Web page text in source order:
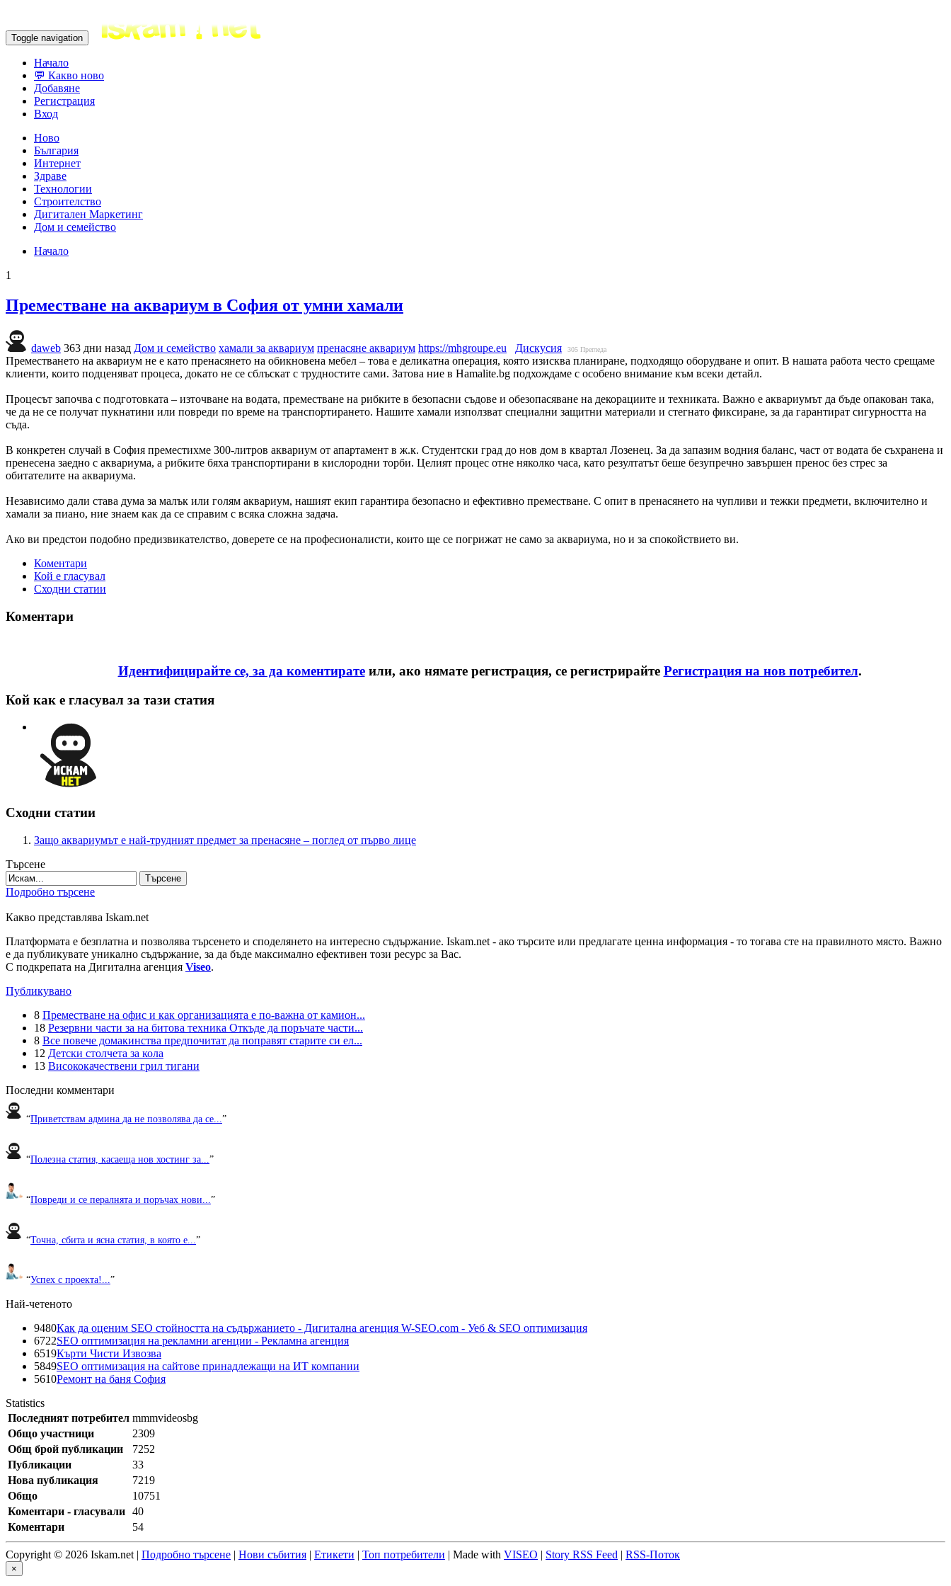
Toggle navigation
Начало
💬 Какво ново
Добавяне
Регистрация
Вход
Ново
България
Интернет
Здраве
Технологии
Строителство
Дигитален Маркетинг
Дом и семейство
Начало
1
Преместване на аквариум в София от умни хамали
daweb 363 дни назад Дом и семейство хамали за аквариум пренасяне аквариум https://mhgroupe.eu Дискусия 305 Прегледа
Преместването на аквариум не е като пренасянето на обикновена мебел – това е деликатна операция, която изисква планиране, подходящо оборудване и опит. В нашата работа често срещаме
клиенти, които подценяват процеса, докато не се сблъскат с трудностите сами. Затова ние в Hamalite.bg подхождаме с особено внимание към всеки детайл.
Процесът започва с подготовката – източване на водата, преместване на рибките в безопасни съдове и обезопасяване на декорациите и техниката. Важно е аквариумът да бъде опакован така,
че да не се получат пукнатини или повреди по време на транспортирането. Нашите хамали използват специални защитни материали и стегнато фиксиране, за да гарантират сигурността на
съда.
В конкретен случай в София преместихме 300-литров аквариум от апартамент в ж.к. Студентски град до нов дом в квартал Лозенец. За да запазим водния баланс, част от водата бе съхранена и
пренесена заедно с аквариума, а рибките бяха транспортирани в кислородни торби. Целият процес отне няколко часа, като резултатът беше безупречно завършен пренос без стрес за
обитателите на аквариума.
Независимо дали става дума за малък или голям аквариум, нашият екип гарантира безопасно и ефективно преместване. С опит в пренасянето на чупливи и тежки предмети, включително и
хамали за пиано, ние знаем как да се справим с всяка сложна задача.
Ако ви предстои подобно предизвикателство, доверете се на професионалисти, които ще се погрижат не само за аквариума, но и за спокойствието ви.
Коментари
Кой е гласувал
Сходни статии
Коментари
Идентифицирайте се, за да коментиратеили, ако нямате регистрация, се регистрирайте Регистрация на нов потребител.
Кой как е гласувал за тази статия
Сходни статии
Защо аквариумът е най-трудният предмет за пренасяне – поглед от първо лице
Търсене
Търсене
Подробно търсене
Какво представлява Iskam.net
Платформата е безплатна и позволява търсенето и споделянето на интересно съдържание. Iskam.net - ако търсите или предлагате ценна информация - то тогава сте на правилното място. Важно
е да публикувате уникално съдържание, за да бъде максимално ефективен този ресурс за Вас.
С подкрепата на Дигитална агенция Viseo.
Публикувано
8 Преместване на офис и как организацията е по-важна от камион...
18 Резервни части за на битова техника Откъде да поръчате части...
8 Все повече домакинства предпочитат да поправят старите си ел...
12 Детски столчета за кола
13 Висококачествени грил тигани
Последни комментари
“Приветствам админа да не позволява да се...”
“Полезна статия, касаеща нов хостинг за... ”
“Повреди и се пералнята и поръчах нови... ”
“Точна, сбита и ясна статия, в която е... ”
“Успех с проекта!...”
Най-четеното
9480Как да оценим SEO стойността на съдържанието - Дигитална агенция W-SEO.com - Уеб & SEO оптимизация
6722SEO оптимизация на рекламни агенции - Рекламна агенция
6519Кърти Чисти Извозва
5849SEO оптимизация на сайтове принадлежащи на ИТ компании
5610Ремонт на баня София
Statistics
Последният потребител mmmvideosbg
Общо участници
2309
Общ брой публикации
7252
Публикации
33
Нова публикация
7219
Общо
10751
Коментари - гласували 40
Коментари
54
Copyright © 2026 Iskam.net | Подробно търсене | Нови събития | Етикети | Топ потребители | Made with VISEO | Story RSS Feed | RSS-Поток
×